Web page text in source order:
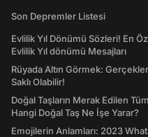
Son Depremler Listesi
Evlilik Yıl Dönümü Sözleri! En
Evlilik Yıl dönümü Mesajları
Rüyada Altın Görmek:
Saklı Olabilir!
Doğal Taşların Merak Edilen
Hangi Doğal Taş Ne İşe Yarar?
Emojilerin Anlamları: 2023